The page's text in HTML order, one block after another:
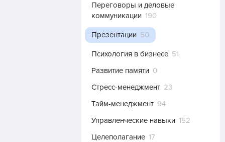
Переговоры и деловые
коммуникации 190
Презентации 50
Психология в бизнесе 51
Развитие памяти 0
Стресс-менеджмент 23
Тайм-менеджмент 94
Управленческие навыки 152
Целеполагание 17